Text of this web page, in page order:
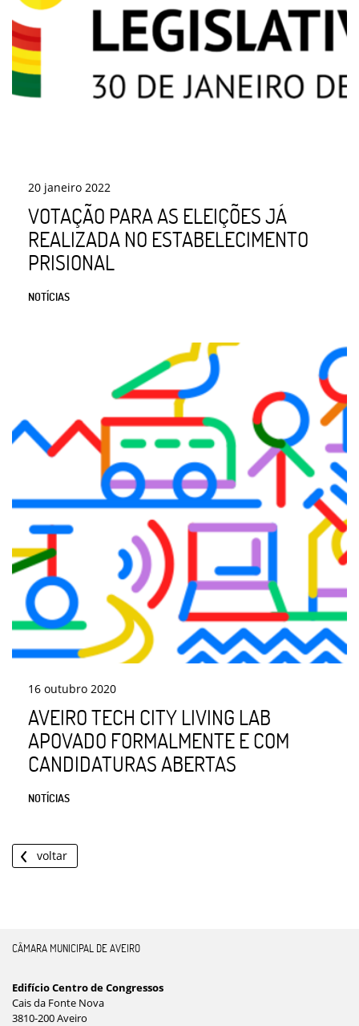
20 janeiro 2022
VOTAÇÃO PARA AS ELEIÇÕES JÁ
REALIZADA NO ESTABELECIMENTO
PRISIONAL
NOTÍCIAS
16 outubro 2020
AVEIRO TECH CITY LIVING LAB
APOVADO FORMALMENTE E COM
CANDIDATURAS ABERTAS
NOTÍCIAS
voltar
CÂMARA MUNICIPAL DE AVEIRO
Edifício Centro de Congressos
Cais da Fonte Nova
3810-200 Aveiro